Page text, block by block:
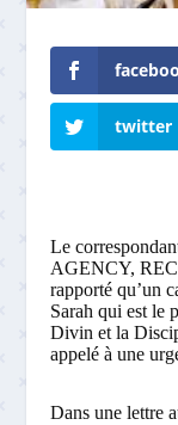
twitter
Le
AGENCY,
rapporté qu’un
Sarah qui est le
Divin et la
appelé à une
Dans une lettre